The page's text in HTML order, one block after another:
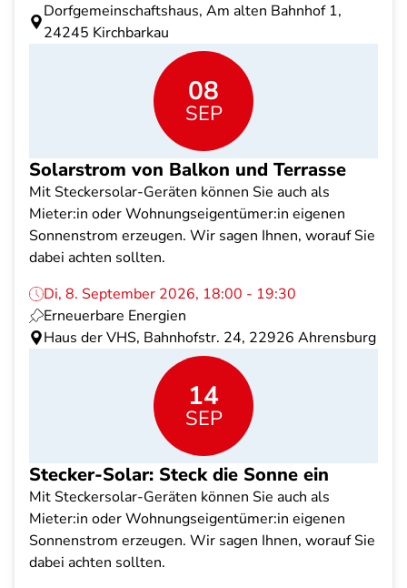
Dorfgemeinschaftshaus, Am alten Bahnhof 1,
24245 Kirchbarkau
08
SEP
Solarstrom von Balkon und Terrasse
Mit Steckersolar-Geräten können Sie auch als
Mieter:in oder Wohnungseigentümer:in eigenen
Sonnenstrom erzeugen. Wir sagen Ihnen, worauf Sie
dabei achten sollten.
Di, 8. September 2026, 18:00 - 19:30
Erneuerbare Energien
Haus der VHS, Bahnhofstr. 24, 22926 Ahrensburg
14
SEP
Stecker-Solar: Steck die Sonne ein
Mit Steckersolar-Geräten können Sie auch als
Mieter:in oder Wohnungseigentümer:in eigenen
Sonnenstrom erzeugen. Wir sagen Ihnen, worauf Sie
dabei achten sollten.